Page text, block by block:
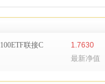
联接C
1.7630
最新净值